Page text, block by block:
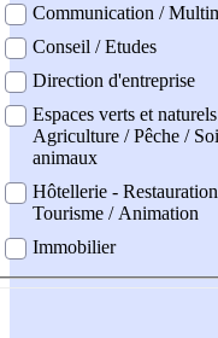
Communication /
Conseil / Etudes
Direction d'entreprise
Espaces verts et
Agriculture / Pêche /
animaux
Hôtellerie -
Tourisme / Animation
Immobilier